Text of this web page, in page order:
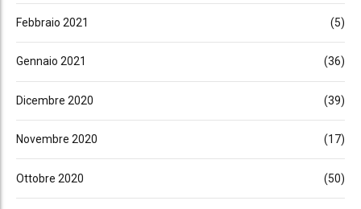
Febbraio 2021 (5)
Gennaio 2021 (36)
Dicembre 2020 (39)
Novembre 2020 (17)
Ottobre 2020 (50)